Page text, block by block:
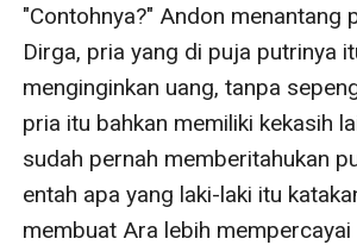
"Contohnya?" Andon menantang
Dirga, pria yang di puja putrinya
menginginkan uang, tanpa
pria itu bahkan memiliki kekasih
sudah pernah memberitahukan
entah apa yang laki-laki itu
membuat Ara lebih